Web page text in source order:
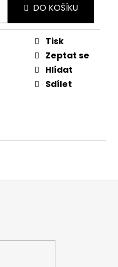
DO KOŠÍKU
Tisk
Zeptat se
Hlídat
Sdílet